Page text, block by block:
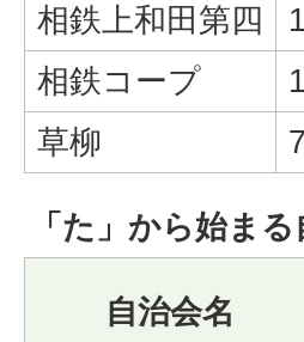
相鉄上和田第四
相鉄コープ
草柳
7
「た」から始ま
自治会名